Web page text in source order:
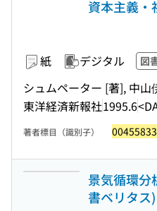
資本主義・
紙 デジタル 図
シュムペーター [著], 中山
東洋経済新報社1995.6
著者標目（識別子） 00455833
景気循環分
書ベリタス)